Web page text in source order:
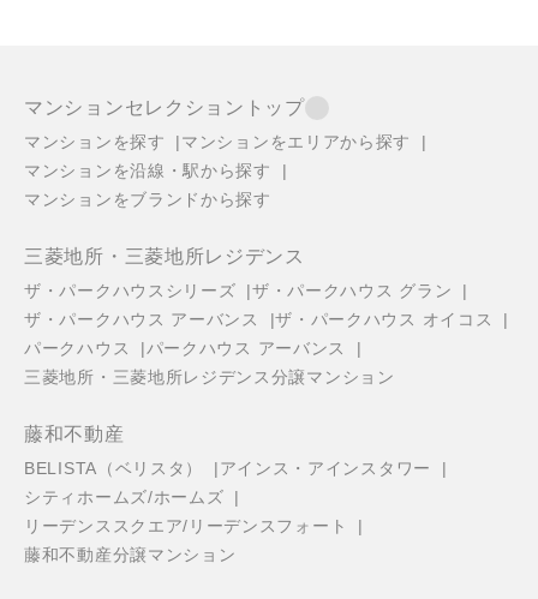
マンションセレクショントップ
マンションを探す
マンションをエリアから探す
マンションを沿線・駅から探す
マンションをブランドから探す
三菱地所・三菱地所レジデンス
ザ・パークハウスシリーズ
ザ・パークハウス グラン
ザ・パークハウス アーバンス
ザ・パークハウス オイコス
パークハウス
パークハウス アーバンス
三菱地所・三菱地所レジデンス分譲マンション
藤和不動産
BELISTA（ベリスタ）
アインス・アインスタワー
シティホームズ/ホームズ
リーデンススクエア/リーデンスフォート
藤和不動産分譲マンション